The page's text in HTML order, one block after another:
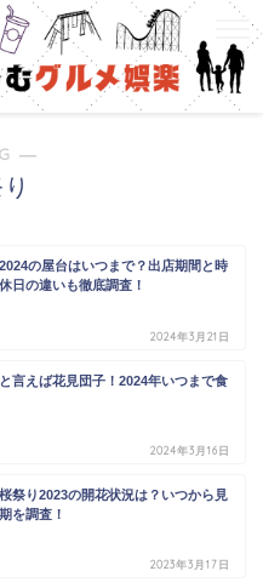
―
の屋台はいつまで？出店期間と時
日の違いも徹底調査！
2024年3月21日
言えば花見団子！2024年いつまで食
2024年3月16日
祭り2023の開花状況は？いつから見
を調査！
2023年3月17日